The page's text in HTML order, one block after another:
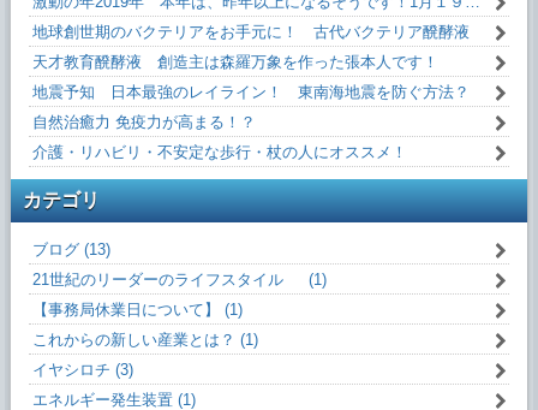
地球創世期のバクテリアをお手元に！ 古代バクテリア醗酵液
天才教育醗酵液 創造主は森羅万象を作った張本人です！
地震予知 日本最強のレイライン！ 東南海地震を防ぐ方法？
自然治癒力 免疫力が高まる！？
介護・リハビリ・不安定な歩行・杖の人にオススメ！
カテゴリ
ブログ (13)
21世紀のリーダーのライフスタイル (1)
【事務局休業日について】 (1)
これからの新しい産業とは？ (1)
イヤシロチ (3)
エネルギー発生装置 (1)